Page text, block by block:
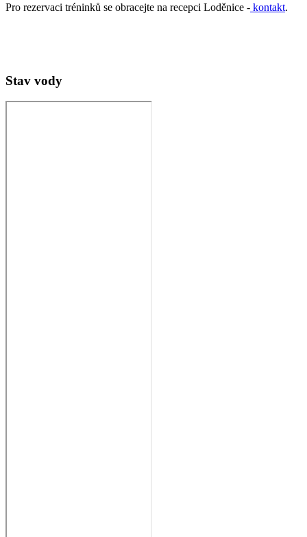
Pro rezervaci tréninků se obracejte na recepci Loděnice - kontakt.
Stav vody